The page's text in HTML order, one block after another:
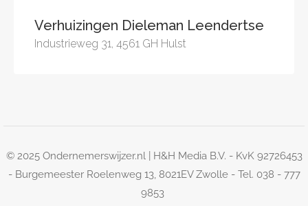
Verhuizingen Dieleman Leendertse
Industrieweg 31, 4561 GH Hulst
© 2025 Ondernemerswijzer.nl | H&H Media B.V. - KvK 92726453
- Burgemeester Roelenweg 13, 8021EV Zwolle - Tel. 038 - 777
9853